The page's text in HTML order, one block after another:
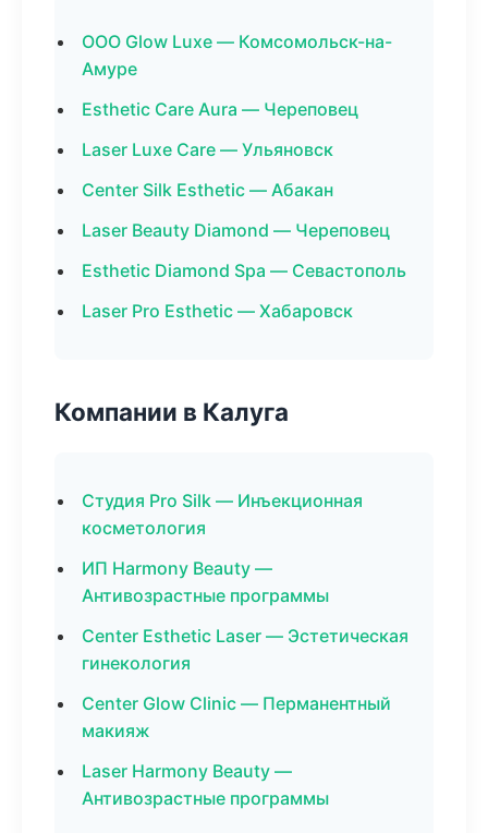
ООО Glow Luxe — Комсомольск-на-
Амуре
Esthetic Care Aura — Череповец
Laser Luxe Care — Ульяновск
Center Silk Esthetic — Абакан
Laser Beauty Diamond — Череповец
Esthetic Diamond Spa — Севастополь
Laser Pro Esthetic — Хабаровск
Компании в Калуга
Студия Pro Silk — Инъекционная
косметология
ИП Harmony Beauty —
Антивозрастные программы
Center Esthetic Laser — Эстетическая
гинекология
Center Glow Clinic — Перманентный
макияж
Laser Harmony Beauty —
Антивозрастные программы